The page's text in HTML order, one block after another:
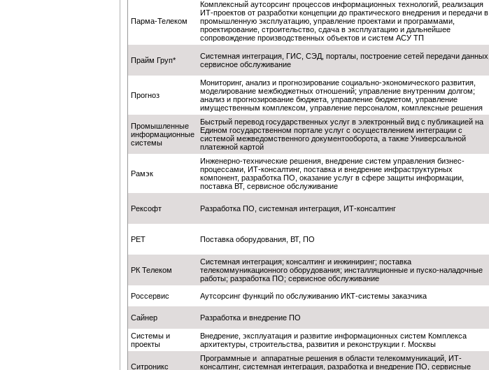
Парма-Телеком
Комплексный аутсорсинг процессов информационных технологий, реализация
ИТ-проектов от разработки концепции до практического внедрения и передачи в
промышленную эксплуатацию, управление проектами и программами,
проектирование, строительство, сдача в эксплуатацию и дальнейшее
сопровождение производственных объектов и систем АСУ ТП
Прайм Груп*
Системная интеграция, ГИС, СЭД, порталы, построение сетей передачи данных,
сервисное обслуживание
Прогноз
Мониторинг, анализ и прогнозирование социально-экономического развития,
моделирование межбюджетных отношений; управление внутренним долгом;
анализ и прогнозирование бюджета, управление бюджетом, управление
имущественным комплексом, управление персоналом, комплексные решения
Промышленные
информационные
системы
Быстрый перевод государственных услуг в электронный вид с публикацией на
Едином государственном портале услуг с осуществлением интеграции с
системой межведомственного документооборота, а также Универсальной
платежной картой
Рамэк
Инженерно-технические решения, внедрение систем управления бизнес-
процессами, ИТ-консалтинг, поставка и внедрение инфраструктурных
компонент, разработка ПО, оказание услуг в сфере защиты информации,
поставка ВТ, сервисное обслуживание
Рексофт Разработка ПО, системная интеграция, ИТ-консалтинг
РЕТ Поставка оборудования, ВТ, ПО
РК Телеком
Системная интеграция; консалтинг и инжиниринг; поставка
телекоммуникационного оборудования; инсталляционные и пуско-наладочные
работы; разработка ПО; сервисное обслуживание
Россервис Аутсорсинг функций по обслуживанию ИКТ-системы заказчика
Сайнер Разработка и внедрение ПО
Системы и
проекты
Внедрение, эксплуатация и развитие информационных систем Комплекса
архитектуры, строительства, развития и реконструкции г. Москвы
Ситроникс
Программные и аппаратные решения в области телекоммуникаций, ИТ-
консалтинг, системная интеграция, разработка и внедрение ПО, сервисные